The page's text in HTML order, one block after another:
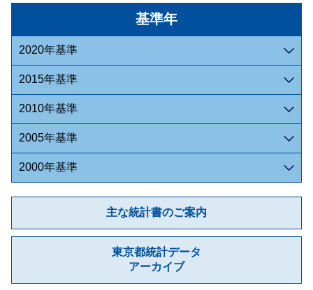
基準年
2020年基準
2015年基準
2010年基準
2005年基準
2000年基準
主な統計書のご案内
東京都統計データ
アーカイブ